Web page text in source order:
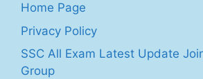
Home Page
Privacy Policy
SSC All Exam Latest Update
Group